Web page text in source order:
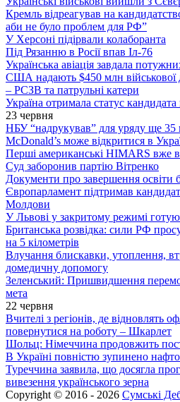
Кремль відреагував на
аби не було проблем для РФ”
У Херсоні підірвали колаборанта
Під Рязанню в Росії впав Іл-76
Українська авіація завдала
США надають $450 млн військової
– РСЗВ та патрульні катери
Україна отримала статус
23 червня
НБУ “надрукував” для уряду ще 35
McDonald’s може відкритися в
Перші американські HIMARS вже в
Суд заборонив партію Вітренко
Документи про завершення освіти
Європарламент підтримав
Молдови
У Львові у закритому режимі
Британська розвідка: сили РФ
на 5 кілометрів
Влучання блискавки, утоплення,
домедичну допомогу
Зеленський: Пришвидшення
мета
22 червня
Вчителі з регіонів, де відновлять
повернутися на роботу – Шкарлет
Шольц: Німеччина продовжить
В Україні повністю зупинено
Туреччина заявила, що досягла
вивезення українського зерна
Copyright © 2016 - 2026 Сумські